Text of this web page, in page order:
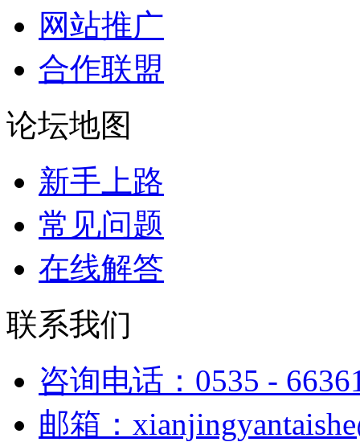
网站推广
合作联盟
论坛地图
新手上路
常见问题
在线解答
联系我们
咨询电话：0535 -
邮箱：